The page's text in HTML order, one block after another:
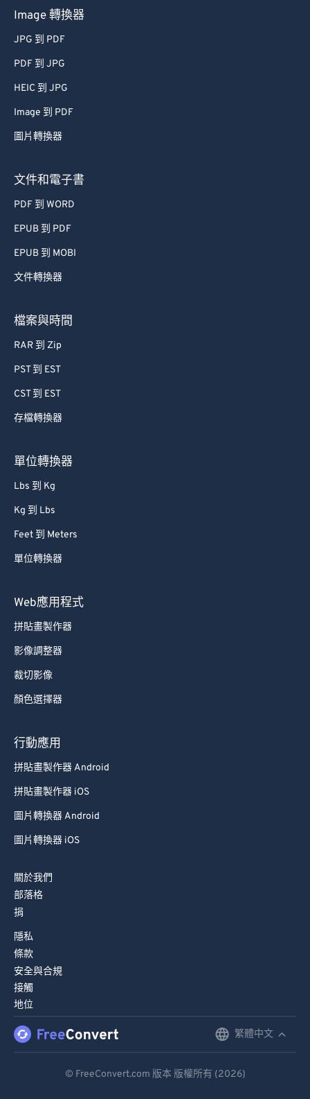
Image 轉換器
JPG 到 PDF
PDF 到 JPG
HEIC 到 JPG
Image 到 PDF
圖片轉換器
文件和電子書
PDF 到 WORD
EPUB 到 PDF
EPUB 到 MOBI
文件轉換器
檔案與時間
RAR 到 Zip
PST 到 EST
CST 到 EST
存檔轉換器
單位轉換器
Lbs 到 Kg
Kg 到 Lbs
Feet 到 Meters
單位轉換器
Web應用程式
拼貼畫製作器
影像調整器
裁切影像
顏色選擇器
行動應用
拼貼畫製作器 Android
拼貼畫製作器 iOS
圖片轉換器 Android
圖片轉換器 iOS
關於我們
部落格
捐
隱私
條款
安全與合規
接觸
地位
繁體中文
© FreeConvert.com 版本 版權所有 (2026)